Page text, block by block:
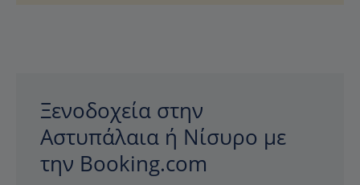
Ξενοδοχεία στην
Αστυπάλαια ή Νίσυρο με
την Booking.com